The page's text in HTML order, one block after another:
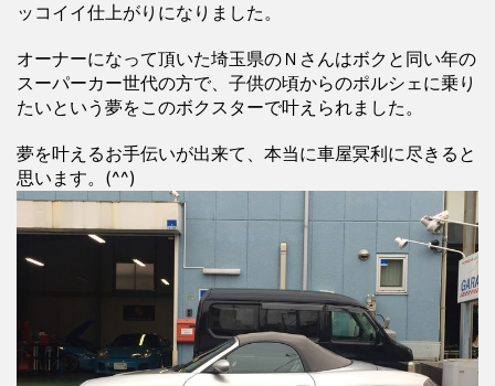
ッコイイ仕上がりになりました。
オーナーになって頂いた埼玉県のＮさんはボクと同い年の
スーパーカー世代の方で、子供の頃からのポルシェに乗り
たいという夢をこのボクスターで叶えられました。
夢を叶えるお手伝いが出来て、本当に車屋冥利に尽きると
思います。(^^)